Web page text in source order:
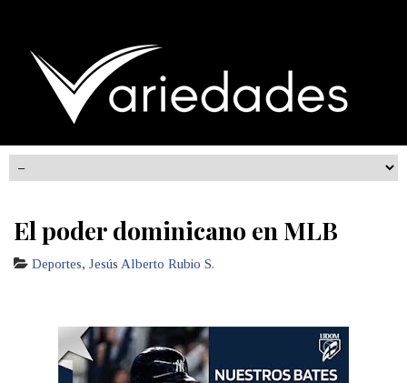
El poder dominicano en MLB
Deportes, Jesús Alberto Rubio S.